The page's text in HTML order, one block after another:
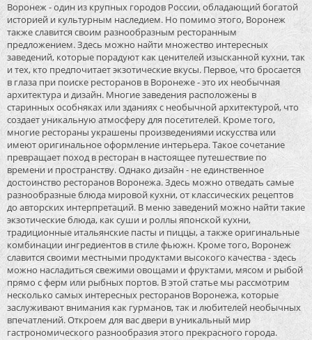
Воронеж - один из крупных городов России, обладающий богатой
историей и культурным наследием. Но помимо этого, Воронеж
также славится своим разнообразным ресторанным
предложением. Здесь можно найти множество интересных
заведений, которые порадуют как ценителей изысканной кухни, так
и тех, кто предпочитает экзотические вкусы. Первое, что бросается
в глаза при поиске ресторанов в Воронеже - это их необычная
архитектура и дизайн. Многие заведения расположены в
старинных особняках или зданиях с необычной архитектурой, что
создает уникальную атмосферу для посетителей. Кроме того,
многие рестораны украшены произведениями искусства или
имеют оригинальное оформление интерьера. Такое сочетание
превращает поход в ресторан в настоящее путешествие по
времени и пространству. Однако дизайн - не единственное
достоинство ресторанов Воронежа. Здесь можно отведать самые
разнообразные блюда мировой кухни, от классических рецептов
до авторских интерпретаций. В меню заведений можно найти такие
экзотические блюда, как суши и роллы японской кухни,
традиционные итальянские пасты и пиццы, а также оригинальные
комбинации ингредиентов в стиле фьюжн. Кроме того, Воронеж
славится своими местными продуктами высокого качества - здесь
можно насладиться свежими овощами и фруктами, мясом и рыбой
прямо с ферм или рыбных портов. В этой статье мы рассмотрим
несколько самых интересных ресторанов Воронежа, которые
заслуживают внимания как гурманов, так и любителей необычных
впечатлений. Откроем для вас двери в уникальный мир
гастрономического разнообразия этого прекрасного города.